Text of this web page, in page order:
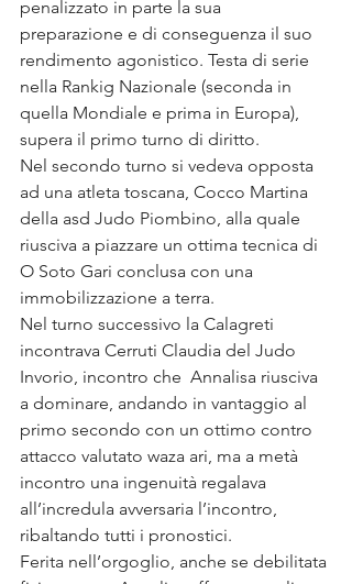
penalizzato in parte la sua
preparazione e di conseguenza il suo
rendimento agonistico. Testa di serie
nella Rankig Nazionale (seconda in
quella Mondiale e prima in Europa),
supera il primo turno di diritto.
Nel secondo turno si vedeva opposta
ad una atleta toscana, Cocco Martina
della asd Judo Piombino, alla quale
riusciva a piazzare un ottima tecnica di
O Soto Gari conclusa con una
immobilizzazione a terra.
Nel turno successivo la Calagreti
incontrava Cerruti Claudia del Judo
Invorio, incontro che  Annalisa riusciva
a dominare, andando in vantaggio al
primo secondo con un ottimo contro
attacco valutato waza ari, ma a metà
incontro una ingenuità regalava
all’incredula avversaria l’incontro,
ribaltando tutti i pronostici.
Ferita nell’orgoglio, anche se debilitata